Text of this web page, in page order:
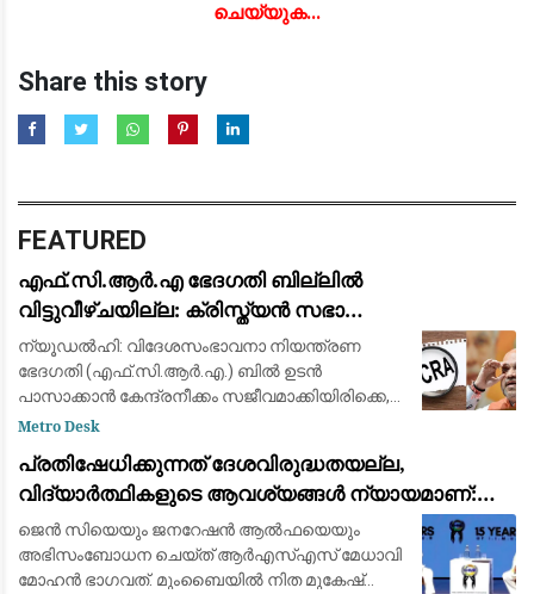
ചെയ്യുക...
Share this story
FEATURED
എഫ്.സി.ആർ.എ ഭേദഗതി ബില്ലിൽ
വിട്ടുവീഴ്ചയില്ല: ക്രിസ്ത്യൻ സഭാ
നേതൃത്വവുമായുള്ള ചർച്ചയിൽ മാറ്റമില്ലാതെ
കേന്ദ്ര നിലപാട്
ന്യൂഡൽഹി: വിദേശസംഭാവനാ നിയന്ത്രണ
ഭേദഗതി (എഫ്.സി.ആർ.എ.) ബിൽ ഉടൻ
പാസാക്കാൻ കേന്ദ്രനീക്കം സജീവമാക്കിയിരിക്കെ,
ആഭ്യന്തരമന്ത്രി അമിത്ഷായുമായി വീണ്ടും
നേതൃത്വങ്ങൾ. ഒരാഴ്ചയ്ക
Metro Desk
പ്രതിഷേധിക്കുന്നത് ദേശവിരുദ്ധതയല്ല,
വിദ്യാർത്ഥികളുടെ ആവശ്യങ്ങൾ ന്യായമാണ്:
ആർ.എസ്.എസ് മേധാവി മോഹൻ ഭാഗവത്
ജെൻ സിയെയും ജനറേഷൻ ആൽഫയെയും
അഭിസംബോധന ചെയ്ത് ആർഎസ്എസ് മേധാവി
മോഹൻ ഭാഗവത്. മുംബൈയിൽ നിത മുകേഷ്